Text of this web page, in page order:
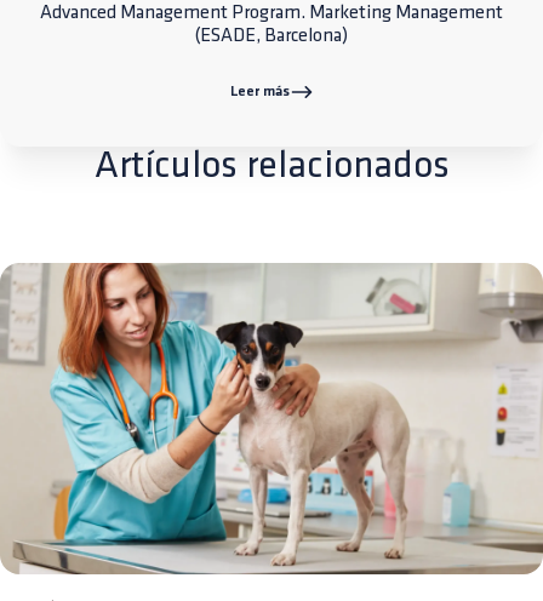
Advanced Management Program. Marketing Management
(ESADE, Barcelona)
Leer más
Artículos relacionados